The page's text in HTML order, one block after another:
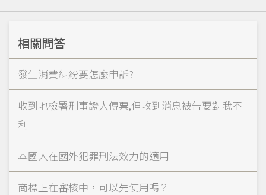
相關問答
發生消費糾紛要怎麼申訴?
收到地檢署刑事證人傳票,但收到消息被告要對我不
利
本國人在國外犯罪刑法效力的適用
商標正在審核中，可以先使用嗎？